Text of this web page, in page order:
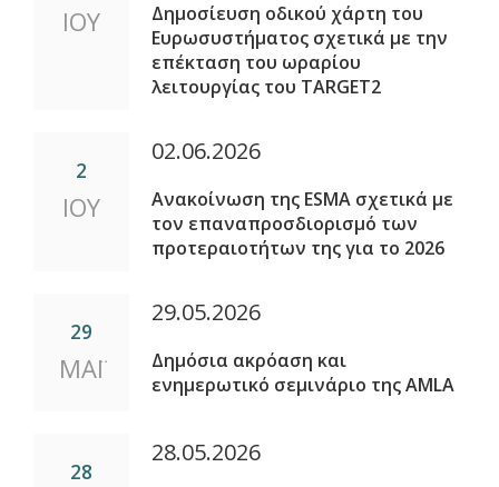
ΙΟΥ
Δημοσίευση οδικού χάρτη του
Ευρωσυστήματος σχετικά με την
επέκταση του ωραρίου
λειτουργίας του ΤARGET2
2
ΙΟΥ
02.06.2026
Ανακοίνωση της ESMA σχετικά με
τον επαναπροσδιορισμό των
προτεραιοτήτων της για το 2026
29
ΜΑΪ
29.05.2026
Δημόσια ακρόαση και
ενημερωτικό σεμινάριο της AMLA
28
28.05.2026